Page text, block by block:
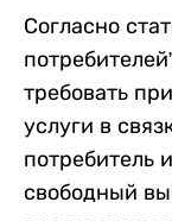
Согласно
требовать
услуги в
потребитель
свободный